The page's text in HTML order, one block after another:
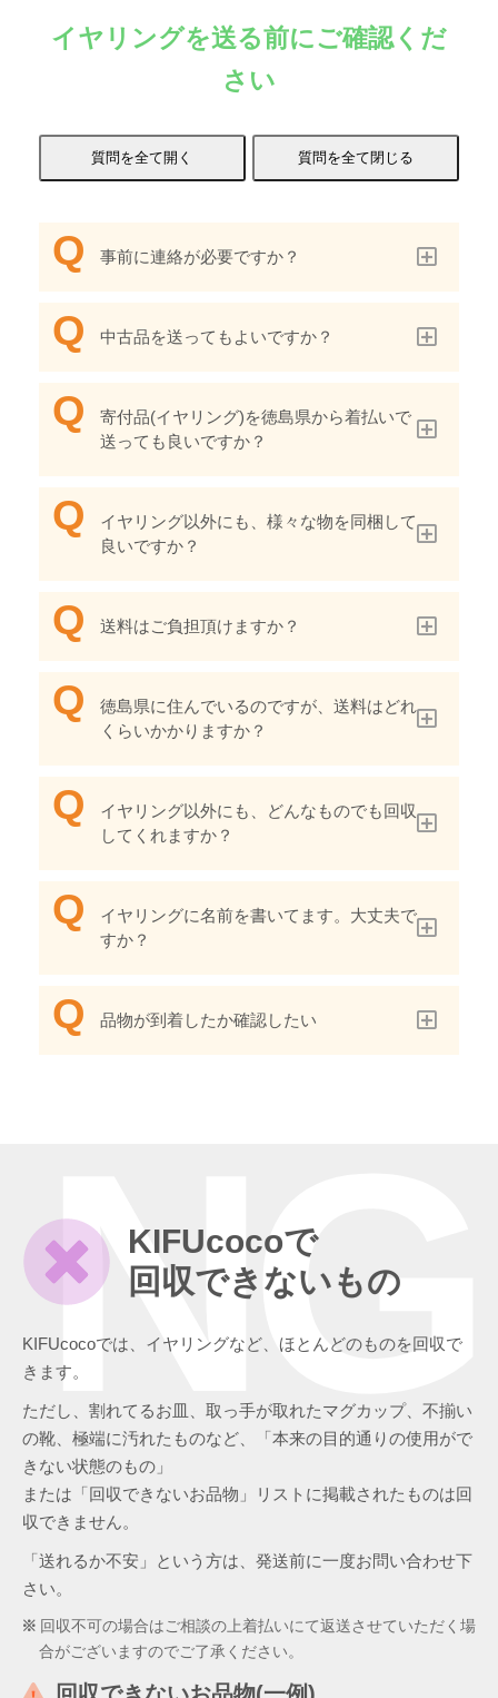
イヤリングを送る前にご確認くだ
さい
事前に連絡が必要ですか？
中古品を送ってもよいですか？
寄付品(イヤリング)を徳島県から着払いで
送っても良いですか？
イヤリング以外にも、様々な物を同梱して
良いですか？
送料はご負担頂けますか？
徳島県に住んでいるのですが、送料はどれ
くらいかかりますか？
イヤリング以外にも、どんなものでも回収
してくれますか？
イヤリングに名前を書いてます。大丈夫で
すか？
品物が到着したか確認したい
KIFUcocoで
回収できないもの
KIFUcocoでは、イヤリングなど、ほとんどのものを回収で
きます。
ただし、割れてるお皿、取っ手が取れたマグカップ、不揃い
の靴、極端に汚れたものなど、「本来の目的通りの使用がで
きない状態のもの」
または「回収できないお品物」リストに掲載されたものは回
収できません。
「送れるか不安」という方は、発送前に一度お問い合わせ下
さい。
回収不可の場合はご相談の上着払いにて返送させていただく場
合がございますのでご了承ください。
NG